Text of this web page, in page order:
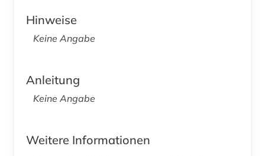
Hinweise
Keine Angabe
Anleitung
Keine Angabe
Weitere Informationen